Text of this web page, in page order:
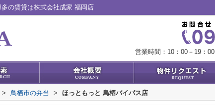
の賃貸は株式会社成家 福岡店
営業時間：10：00－19：00
> 鳥栖市の弁当 > ほっともっと 鳥栖バイパス店